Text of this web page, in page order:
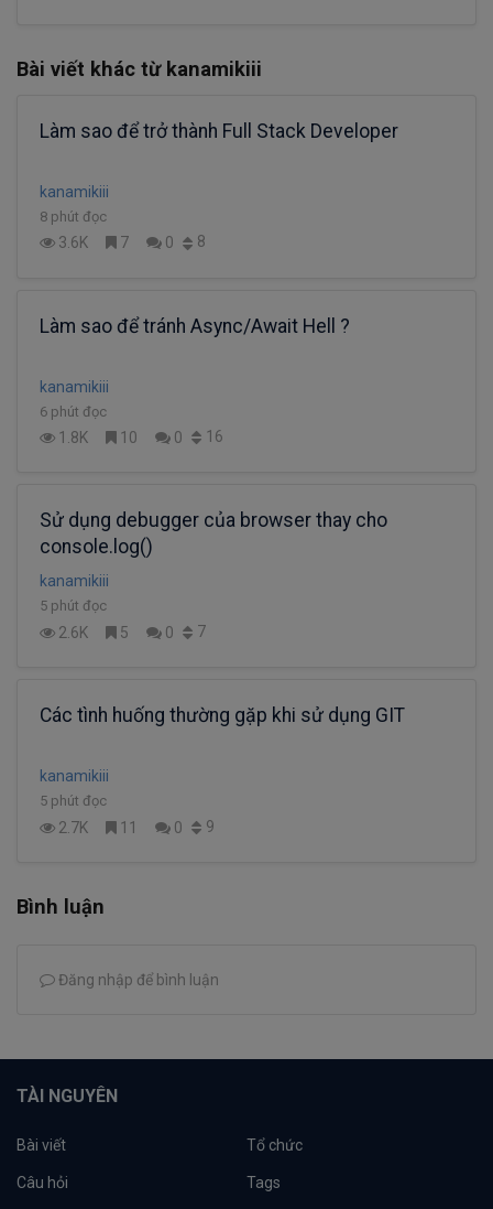
Bài viết khác từ kanamikiii
Làm sao để trở thành Full Stack Developer
kanamikiii
8 phút đọc
3.6K 7 0 8
Làm sao để tránh Async/Await Hell ?
kanamikiii
6 phút đọc
1.8K 10 0 16
Sử dụng debugger của browser thay cho
console.log()
kanamikiii
5 phút đọc
2.6K 5 0 7
Các tình huống thường gặp khi sử dụng GIT
kanamikiii
5 phút đọc
2.7K 11 0 9
Bình luận
Đăng nhập để bình luận
TÀI NGUYÊN
Bài viết Tổ chức
Câu hỏi Tags